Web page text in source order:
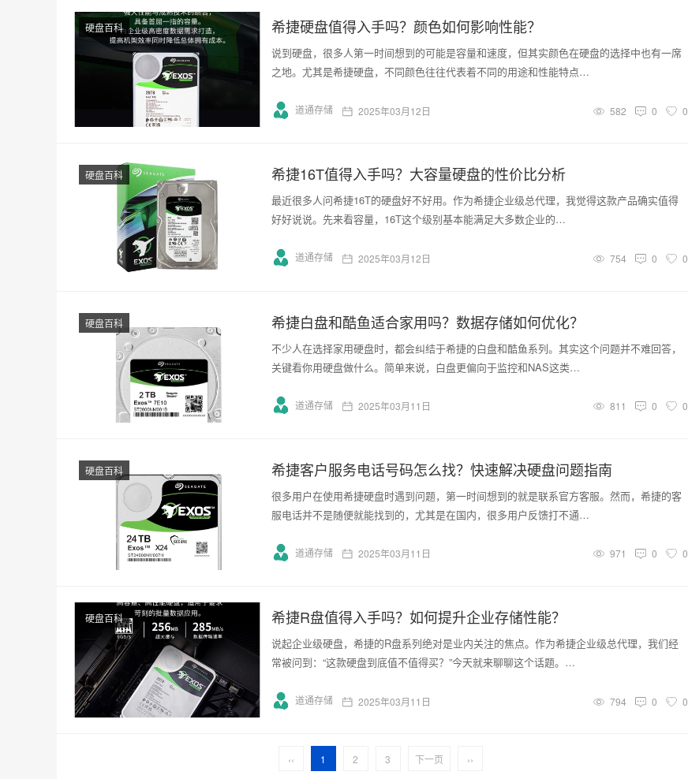
硬盘百科 希捷硬盘值得入手吗？颜色如何影响性能？
说到硬盘，很多人第一时间想到的可能是容量和速度，但其实颜色在硬盘的选择中也有一席
之地。尤其是希捷硬盘，不同颜色往往代表着不同的用途和性能特点…
道通存储 2025年03月12日 582 0 0
硬盘百科 希捷16T值得入手吗？大容量硬盘的性价比分析
最近很多人问希捷16T的硬盘好不好用。作为希捷企业级总代理，我觉得这款产品确实值得
好好说说。先来看容量，16T这个级别基本能满足大多数企业的…
道通存储 2025年03月12日 754 0 0
硬盘百科 希捷白盘和酷鱼适合家用吗？数据存储如何优化？
不少人在选择家用硬盘时，都会纠结于希捷的白盘和酷鱼系列。其实这个问题并不难回答，
关键看你用硬盘做什么。简单来说，白盘更偏向于监控和NAS这类…
道通存储 2025年03月11日 811 0 0
硬盘百科 希捷客户服务电话号码怎么找？快速解决硬盘问题指南
很多用户在使用希捷硬盘时遇到问题，第一时间想到的就是联系官方客服。然而，希捷的客
服电话并不是随便就能找到的，尤其是在国内，很多用户反馈打不通…
道通存储 2025年03月11日 971 0 0
硬盘百科 希捷R盘值得入手吗？如何提升企业存储性能？
说起企业级硬盘，希捷的R盘系列绝对是业内关注的焦点。作为希捷企业级总代理，我们经
常被问到：“这款硬盘到底值不值得买？”今天就来聊聊这个话题。…
道通存储 2025年03月11日 794 0 0
‹‹ 1 2 3 下一页 ››